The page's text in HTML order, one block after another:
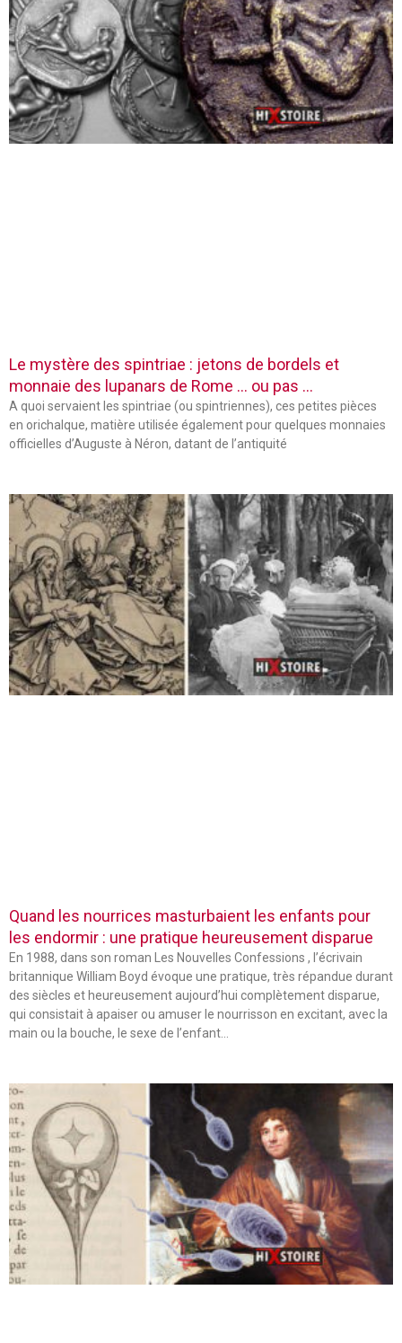
Le mystère des spintriae : jetons de bordels et
monnaie des lupanars de Rome … ou pas …
A quoi servaient les spintriae (ou spintriennes), ces petites pièces
en orichalque, matière utilisée également pour quelques monnaies
officielles d’Auguste à Néron, datant de l’antiquité
Quand les nourrices masturbaient les enfants pour
les endormir : une pratique heureusement disparue
En 1988, dans son roman Les Nouvelles Confessions , l’écrivain
britannique William Boyd évoque une pratique, très répandue durant
des siècles et heureusement aujourd’hui complètement disparue,
qui consistait à apaiser ou amuser le nourrisson en excitant, avec la
main ou la bouche, le sexe de l’enfant…